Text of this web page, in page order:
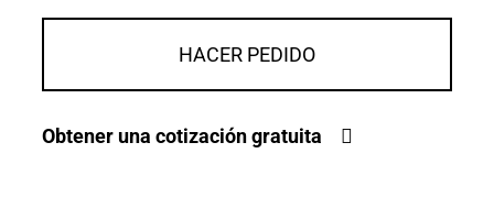
HACER PEDIDO
Obtener una cotización gratuita